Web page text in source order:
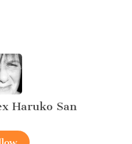
Haruko San